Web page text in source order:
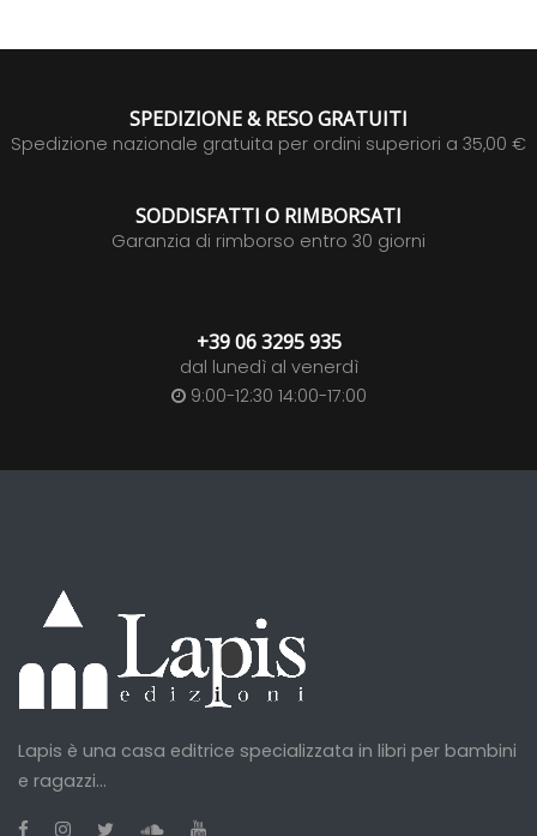
SPEDIZIONE & RESO GRATUITI
Spedizione nazionale gratuita per ordini superiori a 35,00 €
SODDISFATTI O RIMBORSATI
Garanzia di rimborso entro 30 giorni
+39 06 3295 935
dal lunedì al venerdì
9:00-12:30 14:00-17:00
Lapis è una casa editrice specializzata in libri per bambini
e ragazzi...